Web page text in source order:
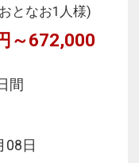
となお1人様)
～672,000
間
08日